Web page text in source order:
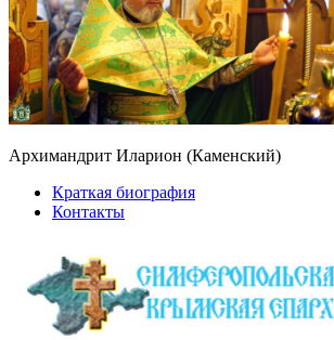
Архимандрит Иларион (Каменский)
Краткая биография
Контакты